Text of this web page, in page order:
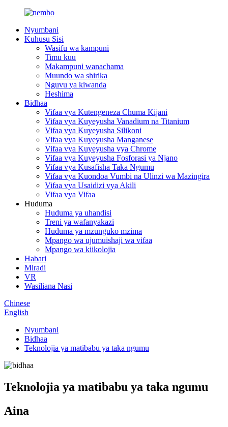
Nyumbani
Kuhusu Sisi
Wasifu wa kampuni
Timu kuu
Makampuni wanachama
Muundo wa shirika
Nguvu ya kiwanda
Heshima
Bidhaa
Vifaa vya Kutengeneza Chuma Kijani
Vifaa vya Kuyeyusha Vanadium na Titanium
Vifaa vya Kuyeyusha Silikoni
Vifaa vya Kuyeyusha Manganese
Vifaa vya Kuyeyusha vya Chrome
Vifaa vya Kuyeyusha Fosforasi ya Njano
Vifaa vya Kusafisha Taka Ngumu
Vifaa vya Kuondoa Vumbi na Ulinzi wa Mazingira
Vifaa vya Usaidizi vya Akili
Vifaa vya Vifaa
Huduma
Huduma ya uhandisi
Treni ya wafanyakazi
Huduma ya mzunguko mzima
Mpango wa ujumuishaji wa vifaa
Mpango wa kiikolojia
Habari
Miradi
VR
Wasiliana Nasi
Chinese
English
Nyumbani
Bidhaa
Teknolojia ya matibabu ya taka ngumu
Teknolojia ya matibabu ya taka ngumu
Aina